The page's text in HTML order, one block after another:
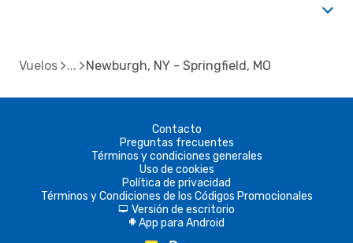
Vuelos Newburgh, NY - Springfield, MO
Contacto
Preguntas frecuentes
Términos y condiciones generales
Uso de cookies
Política de privacidad
Términos y Condiciones de los Códigos Promocionales
d Versión de escritorio
A App para Android